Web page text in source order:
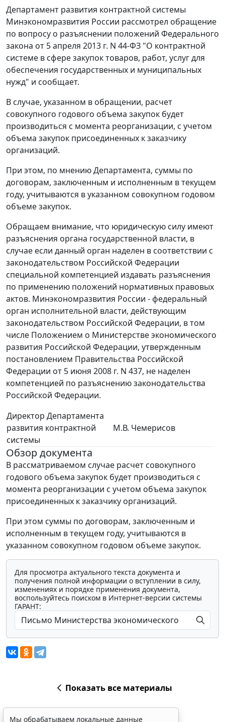
Департамент развития контрактной системы
Минэкономразвития России рассмотрел обращение
по вопросу о разъяснении положений Федерального
закона от 5 апреля 2013 г. N 44-ФЗ "О контрактной
системе в сфере закупок товаров, работ, услуг для
обеспечения государственных и муниципальных
нужд" и сообщает.
В случае, указанном в обращении, расчет
совокупного годового объема закупок будет
производиться с момента реорганизации, с учетом
объема закупок присоединенных к заказчику
организаций.
При этом, по мнению Департамента, суммы по
договорам, заключенным и исполненным в текущем
году, учитываются в указанном совокупном годовом
объеме закупок.
Обращаем внимание, что юридическую силу имеют
разъяснения органа государственной власти, в
случае если данный орган наделен в соответствии с
законодательством Российской Федерации
специальной компетенцией издавать разъяснения
по применению положений нормативных правовых
актов. Минэкономразвития России - федеральный
орган исполнительной власти, действующим
законодательством Российской Федерации, в том
числе Положением о Министерстве экономического
развития Российской Федерации, утвержденным
постановлением Правительства Российской
Федерации от 5 июня 2008 г. N 437, не наделен
компетенцией по разъяснению законодательства
Российской Федерации.
Директор Департамента
развития контрактной
системы
М.В. Чемерисов
Обзор документа
В рассматриваемом случае расчет совокупного
годового объема закупок будет производиться с
момента реорганизации с учетом объема закупок
присоединенных к заказчику организаций.
При этом суммы по договорам, заключенным и
исполненным в текущем году, учитываются в
указанном совокупном годовом объеме закупок.
Для просмотра актуального текста документа и
получения полной информации о вступлении в силу,
изменениях и порядке применения документа,
воспользуйтесь поиском в Интернет-версии системы
ГАРАНТ:
Показать все материалы
Мы обрабатываем локальные данные